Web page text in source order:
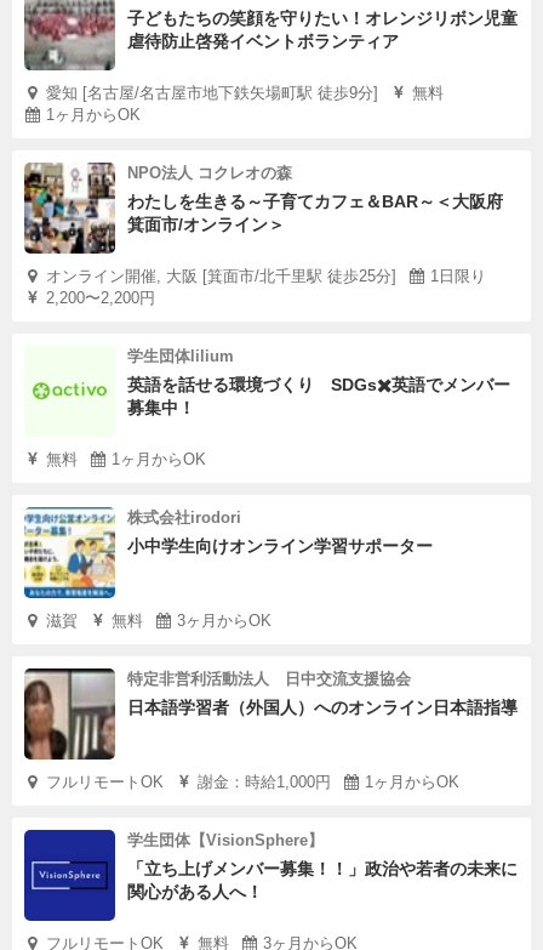
子どもたちの笑顔を守りたい！オレンジリボン児童
虐待防止啓発イベントボランティア
愛知 [名古屋/名古屋市地下鉄矢場町駅 徒歩9分]
無料
1ヶ月からOK
NPO法人 コクレオの森
わたしを生きる～子育てカフェ＆BAR～＜大阪府
箕面市/オンライン＞
オンライン開催, 大阪 [箕面市/北千里駅 徒歩25分]
1日限り
2,200〜2,200円
学生団体lilium
英語を話せる環境づくり SDGs✖️英語でメンバー
募集中！
無料 1ヶ月からOK
株式会社irodori
小中学生向けオンライン学習サポーター
滋賀 無料 3ヶ月からOK
特定非営利活動法人 日中交流支援協会
日本語学習者（外国人）へのオンライン日本語指導
フルリモートOK 謝金：時給1,000円 1ヶ月からOK
学生団体【VisionSphere】
「立ち上げメンバー募集！！」政治や若者の未来に
関心がある人へ！
フルリモートOK 無料 3ヶ月からOK